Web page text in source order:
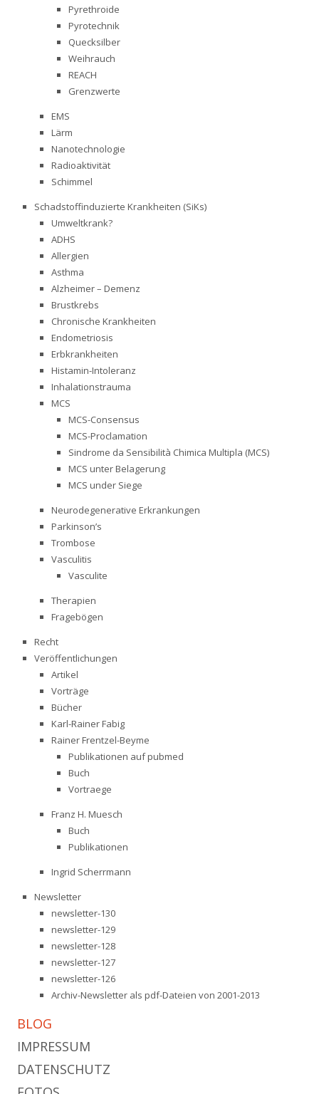
Pyrethroide
Pyrotechnik
Quecksilber
Weihrauch
REACH
Grenzwerte
EMS
Lärm
Nanotechnologie
Radioaktivität
Schimmel
Schadstoffinduzierte Krankheiten (SiKs)
Umweltkrank?
ADHS
Allergien
Asthma
Alzheimer – Demenz
Brustkrebs
Chronische Krankheiten
Endometriosis
Erbkrankheiten
Histamin-Intoleranz
Inhalationstrauma
MCS
MCS-Consensus
MCS-Proclamation
Sindrome da Sensibilità Chimica Multipla (MCS)
MCS unter Belagerung
MCS under Siege
Neurodegenerative Erkrankungen
Parkinson’s
Trombose
Vasculitis
Vasculite
Therapien
Fragebögen
Recht
Veröffentlichungen
Artikel
Vorträge
Bücher
Karl-Rainer Fabig
Rainer Frentzel-Beyme
Publikationen auf pubmed
Buch
Vortraege
Franz H. Muesch
Buch
Publikationen
Ingrid Scherrmann
Newsletter
newsletter-130
newsletter-129
newsletter-128
newsletter-127
newsletter-126
Archiv-Newsletter als pdf-Dateien von 2001-2013
BLOG
IMPRESSUM
DATENSCHUTZ